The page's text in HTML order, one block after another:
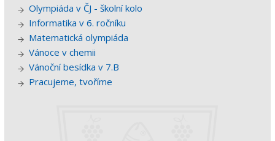
Olympiáda v ČJ - školní kolo
Informatika v 6. ročníku
Matematická olympiáda
Vánoce v chemii
Vánoční besídka v 7.B
Pracujeme, tvoříme